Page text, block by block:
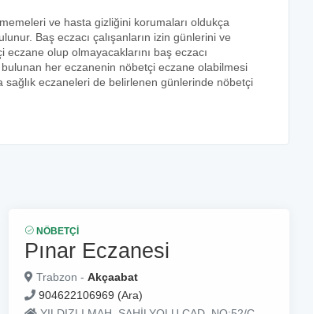
ve hasta gizliğini korumaları oldukça
Baş eczacı çalışanların izin günlerini ve
olup olmayacaklarını baş eczacı
her eczanenin nöbetçi eczane olabilmesi
eczaneleri de belirlenen günlerinde nöbetçi
NÖBETÇI
Pınar Eczanesi
Trabzon - Akçaabat
904622106969 (Ara)